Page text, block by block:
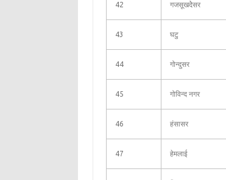
42 गजसूखदेेसर
43 घटु
44 गोन्दुसर
45 गोविन्द नगर
46 हंसासर
47 हेमलाई